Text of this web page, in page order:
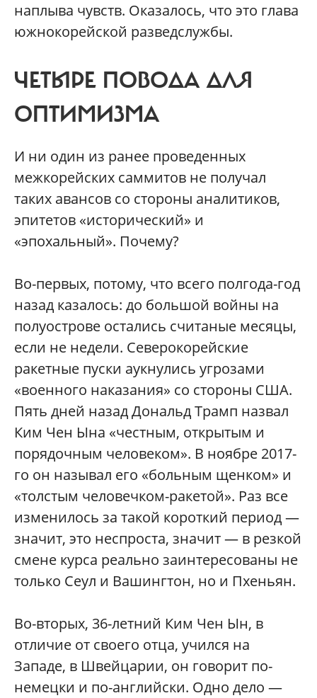
наплыва чувств. Оказалось, что это глава
южнокорейской разведслужбы.
ЧЕТЫРЕ ПОВОДА ДЛЯ
ОПТИМИЗМА
И ни один из ранее проведенных
межкорейских саммитов не получал
таких авансов со стороны аналитиков,
эпитетов «исторический» и
«эпохальный». Почему?
Во-первых, потому, что всего полгода-год
назад казалось: до большой войны на
полуострове остались считаные месяцы,
если не недели. Северокорейские
ракетные пуски аукнулись угрозами
«военного наказания» со стороны США.
Пять дней назад Дональд Трамп назвал
Ким Чен Ына «честным, открытым и
порядочным человеком». В ноябре 2017-
го он называл его «больным щенком» и
«толстым человечком-ракетой». Раз все
изменилось за такой короткий период —
значит, это неспроста, значит — в резкой
смене курса реально заинтересованы не
только Сеул и Вашингтон, но и Пхеньян.
Во-вторых, 36-летний Ким Чен Ын, в
отличие от своего отца, учился на
Западе, в Швейцарии, он говорит по-
немецки и по-английски. Одно дело —